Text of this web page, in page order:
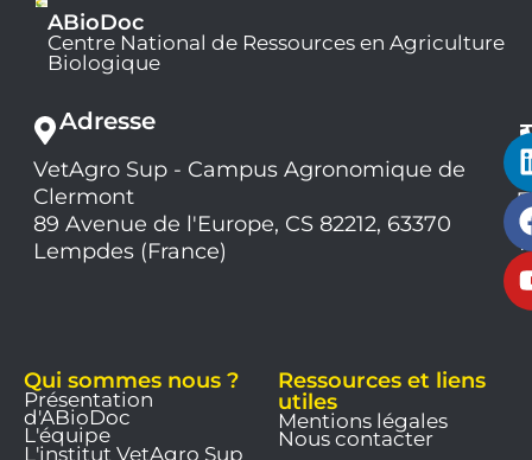
ABioDoc
Centre National de Ressources en Agriculture
Biologique
Adresse
VetAgro Sup - Campus Agronomique de
Clermont
89 Avenue de l'Europe, CS 82212, 63370
Lempdes (France)
Qui sommes nous ?
Présentation
d'ABioDoc
L'équipe
L'institut VetAgro Sup
Ressources et liens
utiles
Mentions légales
Nous contacter